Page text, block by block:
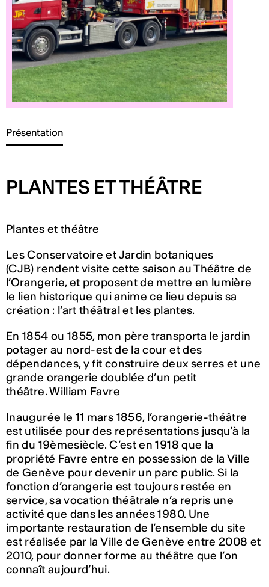
Présentation
PLANTES ET THÉÂTRE
Plantes et théâtre
Les Conservatoire et Jardin botaniques
(CJB) rendent visite cette saison au Théâtre de
l’Orangerie, et proposent de mettre en lumière
le lien historique qui anime ce lieu depuis sa
création : l’art théâtral et les plantes.
En 1854 ou 1855, mon père transporta le jardin
potager au nord-est de la cour et des
dépendances, y fit construire deux serres et une
grande orangerie doublée d’un petit
théâtre. William Favre
Inaugurée le 11 mars 1856, l’orangerie-théâtre
est utilisée pour des représentations jusqu’à la
fin du 19èmesiècle. C’est en 1918 que la
propriété Favre entre en possession de la Ville
de Genève pour devenir un parc public. Si la
fonction d’orangerie est toujours restée en
service, sa vocation théâtrale n’a repris une
activité que dans les années 1980. Une
importante restauration de l’ensemble du site
est réalisée par la Ville de Genève entre 2008 et
2010, pour donner forme au théâtre que l’on
connaît aujourd’hui.